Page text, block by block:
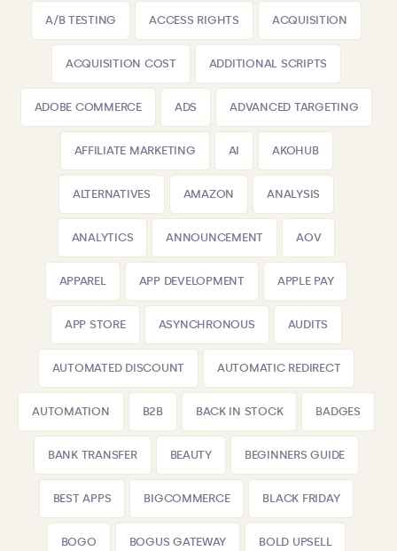
A/B TESTING ACCESS RIGHTS ACQUISITION
ACQUISITION COST ADDITIONAL SCRIPTS
ADOBE COMMERCE ADS ADVANCED TARGETING
AFFILIATE MARKETING AI AKOHUB
ALTERNATIVES AMAZON ANALYSIS
ANALYTICS ANNOUNCEMENT AOV
APPAREL APP DEVELOPMENT APPLE PAY
APP STORE ASYNCHRONOUS AUDITS
AUTOMATED DISCOUNT AUTOMATIC REDIRECT
AUTOMATION B2B BACK IN STOCK BADGES
BANK TRANSFER BEAUTY BEGINNERS GUIDE
BEST APPS BIGCOMMERCE BLACK FRIDAY
BOGO BOGUS GATEWAY BOLD UPSELL